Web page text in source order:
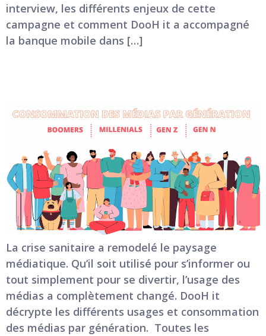
interview, les différents enjeux de cette
campagne et comment DooH it a accompagné
la banque mobile dans […]
La crise sanitaire a remodelé le paysage
médiatique. Qu’il soit utilisé pour s’informer ou
tout simplement pour se divertir, l’usage des
médias a complètement changé. DooH it
décrypte les différents usages et consommation
des médias par génération. Toutes les